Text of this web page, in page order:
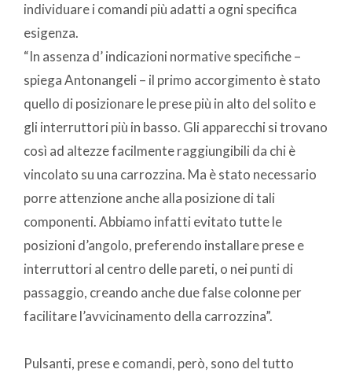
individuare i comandi più adatti a ogni specifica
esigenza.
“In assenza d’ indicazioni normative specifiche –
spiega Antonangeli – il primo accorgimento è stato
quello di posizionare le prese più in alto del solito e
gli interruttori più in basso. Gli apparecchi si trovano
così ad altezze facilmente raggiungibili da chi è
vincolato su una carrozzina. Ma è stato necessario
porre attenzione anche alla posizione di tali
componenti. Abbiamo infatti evitato tutte le
posizioni d’angolo, preferendo installare prese e
interruttori al centro delle pareti, o nei punti di
passaggio, creando anche due false colonne per
facilitare l’avvicinamento della carrozzina”.
Pulsanti, prese e comandi, però, sono del tutto